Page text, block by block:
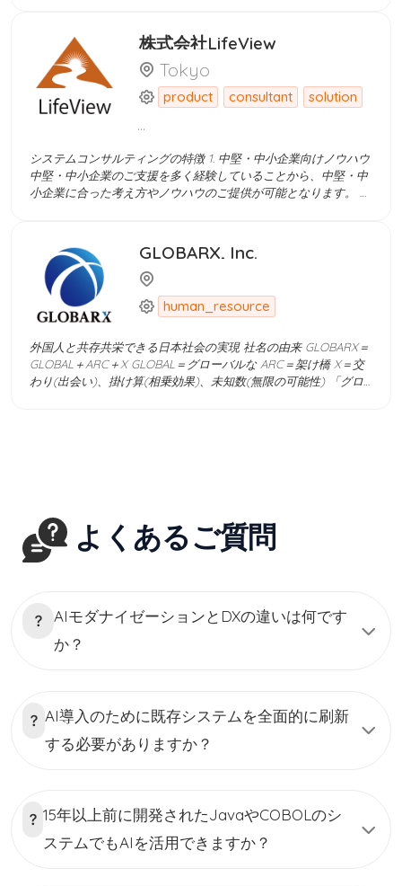
中から多くの大企業や企業がベトナムにオフショア開発センター
を設立する拠点として繁栄しています。 ベトナムと日本の国々の
間で伝統的な文化の共通点に遭遇することもある、日本とベトナ
ム との時差は2時間だけです。IT の仕事を探す - 無料の求人広告
を掲載_効果的で評判の良い求人検索サイトで、毎日何千もの新
しい求人を更新します。 Devwork.vn は、雇用主と候補者および
で、採用プロセスを徐々に閉鎖的かつ迅速かつ高品質なものにし
ていきます。 人材紹介サービスを利用させていただくため、 人
材採用コンサルタントの契約を締結させていただく Devworksシ
ステム経由で、候補者に内定をお送る IT人材紹介手数料を指摘さ
れた銀行口座に振り込む 現在、ベトナムは、安価で豊富な人件費
を活用してコスト削減を図るため、世界中から多くの大企業や企
業がベトナムにオフショア開発センターを設立する拠点として繁
栄しています。 ベトナムと日本の国々の間で伝統的な文化の共通
です。IT の仕事を探す - 無料の求人広告を掲載_効果的で評判の
良い求人検索サイトで、毎日何千もの新しい求人を更新します。
Devwork.vn は、雇用主と候補者および採用スペシャリストを結
む 現在、ベトナムは、安価で豊富な人件費を活用してコスト削減
を図るため、世界中から多くの大企業や企業がベトナムにオフシ
ョア開発センターを設立する拠点として繁栄しています。 ベトナ
- 無料の求人広告を掲載_効果的で評判の良い求人検索サイトで、
毎日何千もの新しい求人を更新します。 Devwork.vn は、雇用主
と候補者および採用スペシャリストを結びつけるのに役立つテク
Devworksシステム上で、無料で求人票を掲載できる 候補者の履
歴書を貰った後、お客様の判断よりDevworkサイトで面接日程を
予約できる システム経由で、候補者に内定をお送る IT人材紹介
る拠点として繁栄しています。 ベトナムと日本の国々の間で伝統
的な文化の共通点に遭遇することもある、日本とベトナム との時
差は2時間だけです。IT の仕事を探す - 無料の求人広告を掲載_効
株式会社LifeView
Tokyo
product consultant solution
...
システムコンサルティングの特徴 1. 中堅・中小企業向けノウハウ
中堅・中小企業のご支援を多く経験していることから、中堅・中
小企業に合った考え方やノウハウのご提供が可能となります。 中
ェクトを進めます。 2. 客観的・中立的視点 お客様の目指す姿
（企業価値向上等）を実現するために、客観的・中立的視点で、
ご支援をさせていただきます。ハードウェア・ソフトウェア等、
お客様にとって最適な製品・ベンダーの選定を行います。 3. 戦
略・業務・システムの全体最適化 短期的な課題解決や目先の機能
システムの全体最適化を考慮した上で、ご支援を行います。
GLOBARX, Inc.
human_resource
外国人と共存共栄できる日本社会の実現 社名の由来 GLOBARX＝
GLOBAL＋ARC＋X GLOBAL＝グローバルな ARC＝架け橋 X＝交
わり(出会い)、掛け算(相乗効果)、未知数(無限の可能性) 「グロ
よくあるご質問
AIモダナイゼーションとDXの違いは何です
か？
AI導入のために既存システムを全面的に刷新
する必要がありますか？
15年以上前に開発されたJavaやCOBOLのシ
ステムでもAIを活用できますか？